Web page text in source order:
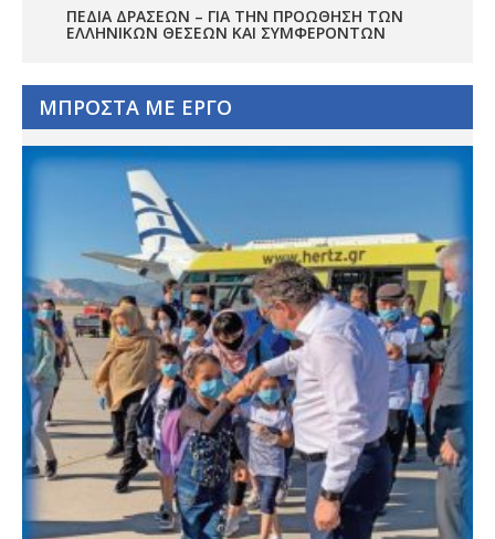
ΠΕΔΊΑ ΔΡΆΣΕΩΝ – ΓΙΑ ΤΗΝ ΠΡΟΏΘΗΣΗ ΤΩΝ
ΕΛΛΗΝΙΚΏΝ ΘΈΣΕΩΝ ΚΑΙ ΣΥΜΦΕΡΌΝΤΩΝ
ΜΠΡΟΣΤΑ ΜΕ ΕΡΓΟ